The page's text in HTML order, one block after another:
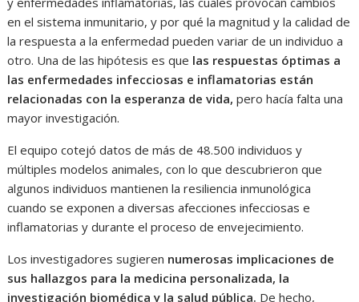
en el sistema inmunitario, y por qué la magnitud y la calidad de
la respuesta a la enfermedad pueden variar de un individuo a
otro. Una de las hipótesis es que las respuestas óptimas a
las enfermedades infecciosas e inflamatorias están
relacionadas con la esperanza de vida, pero hacía falta una
mayor investigación.
El equipo cotejó datos de más de 48.500 individuos y
múltiples modelos animales, con lo que descubrieron que
algunos individuos mantienen la resiliencia inmunológica
cuando se exponen a diversas afecciones infecciosas e
inflamatorias y durante el proceso de envejecimiento.
Los investigadores sugieren numerosas implicaciones de
sus hallazgos para la medicina personalizada, la
investigación biomédica y la salud pública. De hecho,